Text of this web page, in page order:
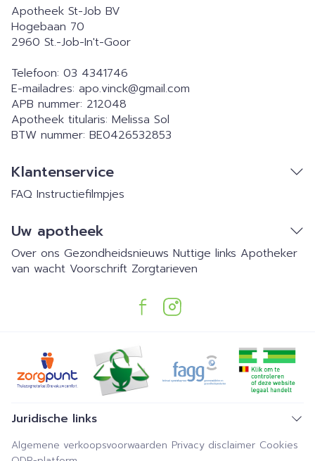
Apotheek St-Job BV
Hogebaan 70
2960 St.-Job-In't-Goor
Telefoon: 03 4341746
E-mailadres: apo.vinck@gmail.com
APB nummer: 212048
Apotheek titularis: Melissa Sol
BTW nummer: BE0426532853
Klantenservice
FAQ Instructiefilmpjes
Uw apotheek
Over ons Gezondheidsnieuws Nuttige links Apotheker
van wacht Voorschrift Zorgtarieven
Juridische links
Algemene verkoopsvoorwaarden Privacy disclaimer Cookies